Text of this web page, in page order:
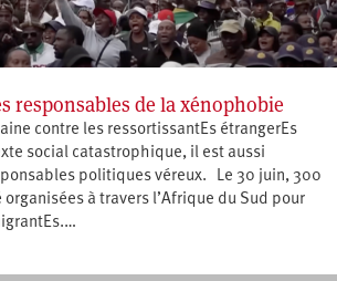
responsables de la xénophobie
contre les ressortissantEs étrangerEs
social catastrophique, il est aussi
politiques véreux. Le 30 juin, 300
à travers l’Afrique du Sud pour